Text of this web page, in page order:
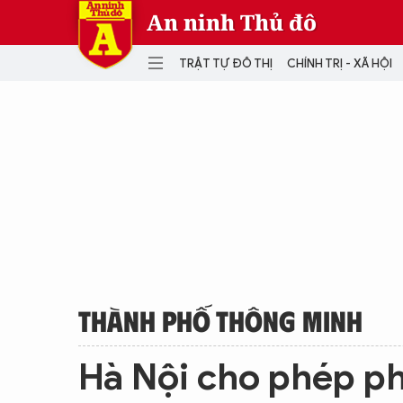
An ninh Thủ đô
TRẬT TỰ ĐÔ THỊ CHÍNH TRỊ - XÃ HỘI
THÀNH PHỐ THÔNG MINH
Hà Nội cho phép